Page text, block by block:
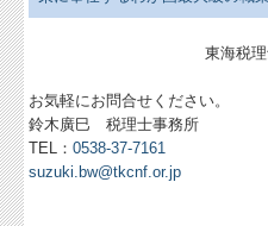
東海税
お気軽にお問合せください。
鈴木廣巳 税理士事務所
TEL：0538-37-7161
suzuki.bw@tkcnf.or.jp